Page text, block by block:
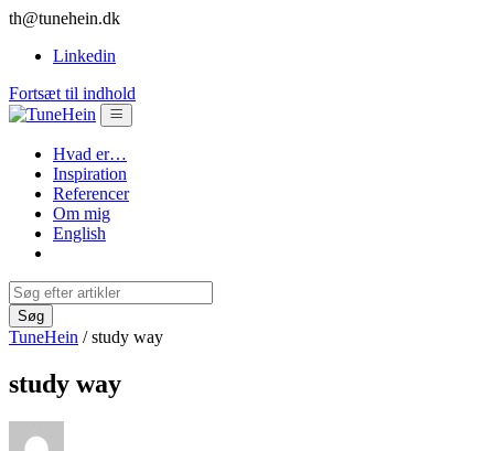
th@tunehein.dk
Linkedin
Fortsæt til indhold
Hvad er…
Inspiration
Referencer
Om mig
English
TuneHein /study way
study way